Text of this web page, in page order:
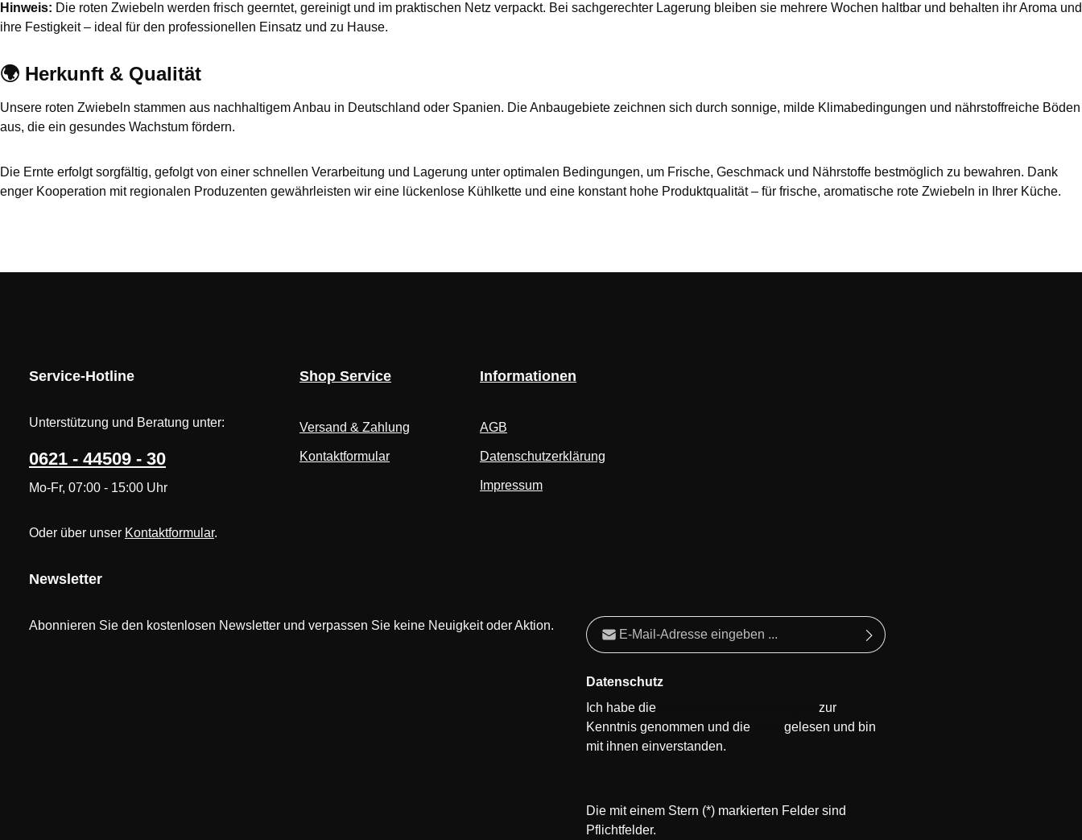
Hinweis: Die roten Zwiebeln werden frisch geerntet, gereinigt und im praktischen Netz verpackt. Bei sachgerechter Lagerung bleiben sie mehrere Wochen haltbar und behalten ihr Aroma und
ihre Festigkeit – ideal für den professionellen Einsatz und zu Hause.
🌍 Herkunft & Qualität
Unsere roten Zwiebeln stammen aus nachhaltigem Anbau in Deutschland oder Spanien. Die Anbaugebiete zeichnen sich durch sonnige, milde Klimabedingungen und nährstoffreiche Böden
aus, die ein gesundes Wachstum fördern.
Die Ernte erfolgt sorgfältig, gefolgt von einer schnellen Verarbeitung und Lagerung unter optimalen Bedingungen, um Frische, Geschmack und Nährstoffe bestmöglich zu bewahren. Dank
enger Kooperation mit regionalen Produzenten gewährleisten wir eine lückenlose Kühlkette und eine konstant hohe Produktqualität – für frische, aromatische rote Zwiebeln in Ihrer Küche.
Service-Hotline
Unterstützung und Beratung unter:
0621 - 44509 - 30
Mo-Fr, 07:00 - 15:00 Uhr
Oder über unser Kontaktformular.
Shop Service
Versand & Zahlung
Kontaktformular
Informationen
AGB
Datenschutzerklärung
Impressum
Newsletter
Abonnieren Sie den kostenlosen Newsletter und verpassen Sie keine Neuigkeit oder Aktion. E-Mail-Adresse*
Datenschutz
Ich habe die
zur
Kenntnis genommen und die
gelesen und bin
mit ihnen einverstanden.
Die mit einem Stern (*) markierten Felder sind
Pflichtfelder.